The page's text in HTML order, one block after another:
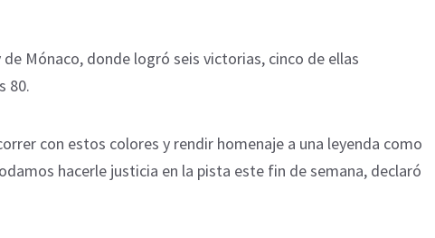
Mónaco, donde logró seis victorias, cinco de ellas
80.
con estos colores y rendir homenaje a una leyenda como
hacerle justicia en la pista este fin de semana, declaró